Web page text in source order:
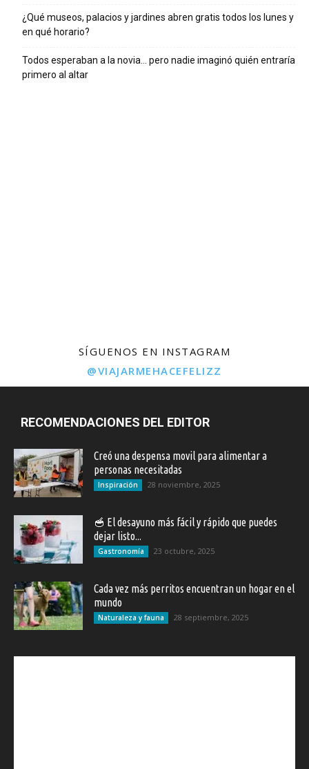
¿Qué museos, palacios y jardines abren gratis todos los lunes y
en qué horario?
Todos esperaban a la novia… pero nadie imaginó quién entraría
primero al altar
SÍGUENOS EN INSTAGRAM
@VIAJARMEHACEFELIZZ
RECOMENDACIONES DEL EDITOR
Creó una despensa movil para alimentar a
personas necesitadas
Inspiración 28 noviembre, 2025
🥣 El desayuno más fácil y rápido que puedes
dejar listo...
Gastronomía 23 octubre, 2025
Cada vez más perritos encuentran un hogar en el
mundo
Naturaleza y fauna 28 septiembre, 2025